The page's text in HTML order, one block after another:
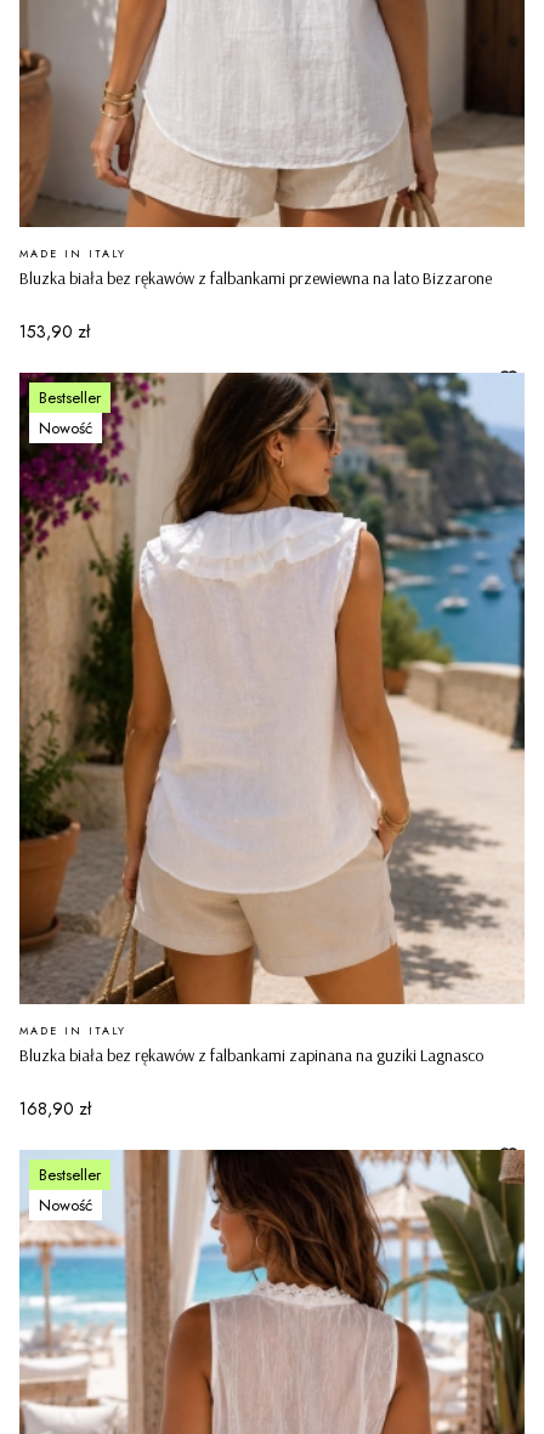
Bluzka biała bez rękawów z falbankami przewiewna na lato Bizzarone
PRODUCENT
MADE IN ITALY
Cena
153,90 zł
Bestseller
Nowość
Bluzka biała bez rękawów z falbankami zapinana na guziki Lagnasco
PRODUCENT
MADE IN ITALY
Cena
168,90 zł
Bestseller
Nowość